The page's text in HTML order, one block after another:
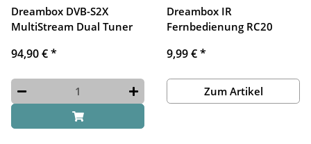
Dreambox DVB-S2X
MultiStream Dual Tuner
94,90 €*
Dreambox IR
Fernbedienung RC20
9,99 €*
Zum Artikel